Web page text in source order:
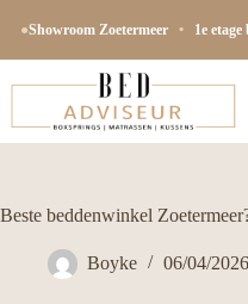
naar
●Showroom Zoetermeer • 1e
Beste beddenwinkel
Boyke 06/04/2026